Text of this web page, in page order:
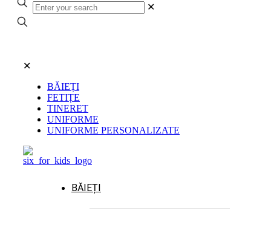
✕
✕
BĂIEȚI
FETIȚE
TINERET
UNIFORME
UNIFORME PERSONALIZATE
BĂIEȚI